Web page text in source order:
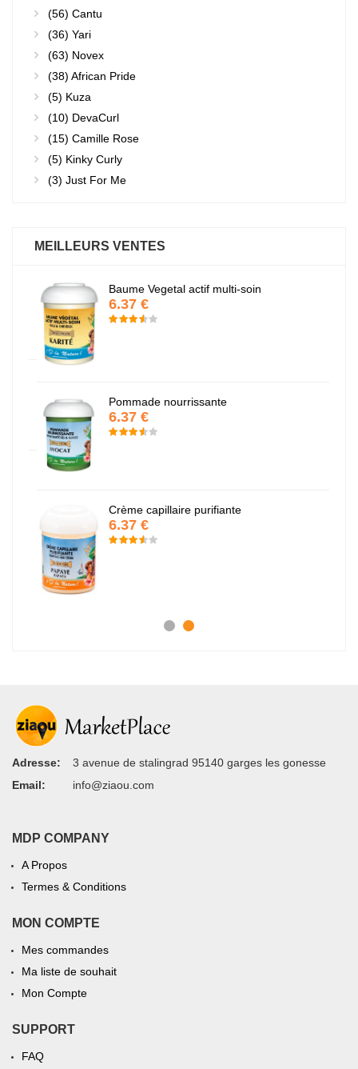
(56) Cantu
(36) Yari
(63) Novex
(38) African Pride
(5) Kuza
(10) DevaCurl
(15) Camille Rose
(5) Kinky Curly
(3) Just For Me
MEILLEURS VENTES
Baume Vegetal actif multi-soin
6.37 €
Pommade nourrissante
6.37 €
Crème capillaire purifiante
6.37 €
Adresse:
3 avenue de stalingrad 95140 garges les gonesse
Email:
info@ziaou.com
MDP COMPANY
A Propos
Termes & Conditions
MON COMPTE
Mes commandes
Ma liste de souhait
Mon Compte
SUPPORT
FAQ